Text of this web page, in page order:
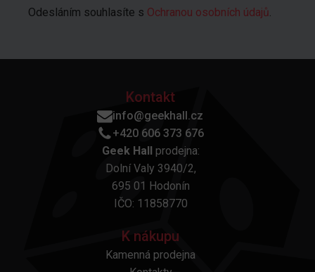
Odesláním souhlasíte s Ochranou osobních údajů.
Kontakt
info@geekhall.cz
+420 606 373 676
Geek Hall prodejna:
Dolní Valy 3940/2,
695 01 Hodonín
IČO: 11858770
K nákupu
Kamenná prodejna